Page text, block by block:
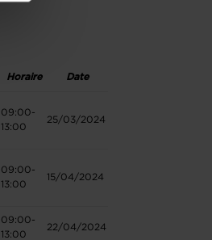
Horaire Date
09:00-
13:00
25/03/2024
09:00-
13:00
15/04/2024
09:00-
13:00
22/04/2024